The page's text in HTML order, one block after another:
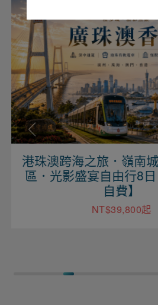
港珠澳跨海之旅．嶺南
區．光影盛宴自由行8
自費】
NT$39,800起